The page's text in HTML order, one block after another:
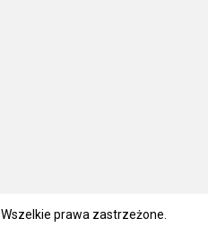
. Wszelkie prawa zastrzeżone.